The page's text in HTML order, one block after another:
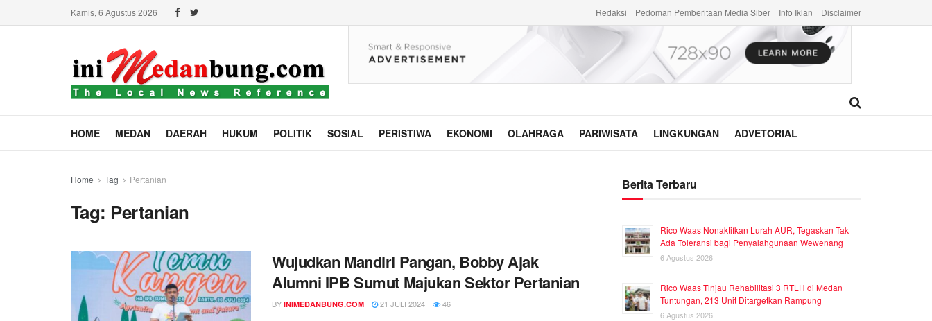
Kamis, 6 Agustus 2026 Redaksi Pedoman Pemberitaan Media Siber Info Iklan Disclaimer
HOME MEDAN DAERAH HUKUM POLITIK SOSIAL PERISTIWA EKONOMI OLAHRAGA PARIWISATA LINGKUNGAN ADVETORIAL
Home Tag Pertanian
Tag: Pertanian
Wujudkan Mandiri Pangan, Bobby Ajak
Alumni IPB Sumut Majukan Sektor Pertanian
BY INIMEDANBUNG.COM 21 JULI 2024 46
Berita Terbaru
Rico Waas Nonaktifkan Lurah AUR, Tegaskan Tak
Ada Toleransi bagi Penyalahgunaan Wewenang
6 Agustus 2026
Rico Waas Tinjau Rehabilitasi 3 RTLH di Medan
Tuntungan, 213 Unit Ditargetkan Rampung
6 Agustus 2026